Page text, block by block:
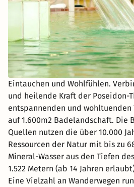
Eintauchen und Wohlfühlen.
und heilende Kraft der Poseidon-
entspannenden und wohltuenden
auf 1.600m2 Badelandschaft. Die
Quellen nutzen die über 10.000
Ressourcen der Natur mit bis zu
Mineral-Wasser aus den Tiefen
1.522 Metern (ab 14 Jahren
Eine Vielzahl an Wanderwegen